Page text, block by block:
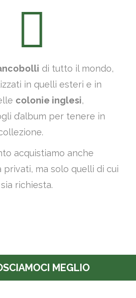
di tutto il mondo,
in quelli esteri e in
colonie inglesi,
d’album per tenere in
acquistiamo anche
ma solo quelli di cui
richiesta.
MEGLIO